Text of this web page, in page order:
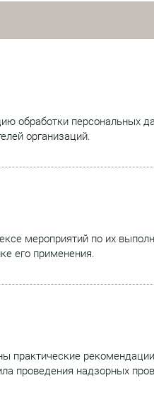
обработки персональных
организаций.
мероприятий по их
его применения.
практические
проведения надзорных